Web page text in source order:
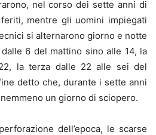
nel corso dei sette anni di
mentre gli uomini impiegati
si alternarono giorno e notte
6 del mattino sino alle 14, la
la terza dalle 22 alle sei del
detto che, durante i sette anni
un giorno di sciopero.
dell’epoca, le scarse